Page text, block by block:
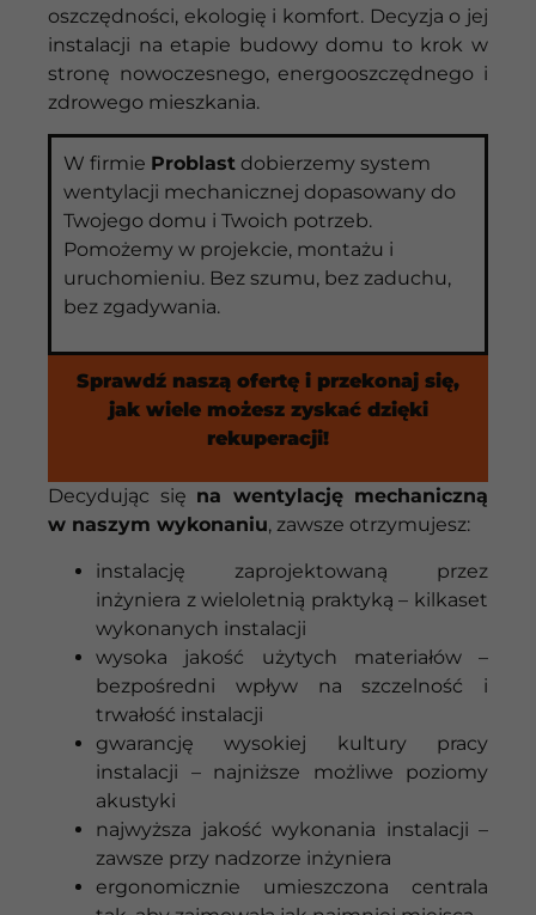
oszczędności, ekologię i komfort. Decyzja o jej
instalacji na etapie budowy domu to krok w
stronę nowoczesnego, energooszczędnego i
zdrowego mieszkania.
W firmie Problast dobierzemy system
wentylacji mechanicznej dopasowany do
Twojego domu i Twoich potrzeb.
Pomożemy w projekcie, montażu i
uruchomieniu. Bez szumu, bez zaduchu,
bez zgadywania.
Sprawdź naszą ofertę i przekonaj się,
jak wiele możesz zyskać dzięki
rekuperacji!
Decydując się na wentylację mechaniczną
w naszym wykonaniu, zawsze otrzymujesz:
instalację zaprojektowaną przez
inżyniera z wieloletnią praktyką – kilkaset
wykonanych instalacji
wysoka jakość użytych materiałów –
bezpośredni wpływ na szczelność i
trwałość instalacji
gwarancję wysokiej kultury pracy
instalacji – najniższe możliwe poziomy
akustyki
najwyższa jakość wykonania instalacji –
zawsze przy nadzorze inżyniera
ergonomicznie umieszczona centrala